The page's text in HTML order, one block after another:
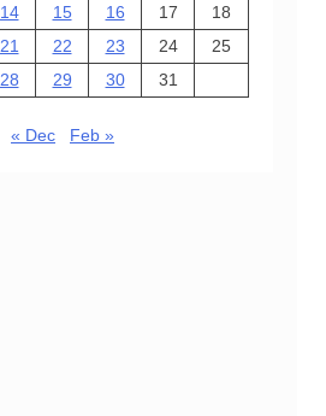
14 15 16 17
18
21 22 23 24
25
28 29 30 31
« Dec Feb »